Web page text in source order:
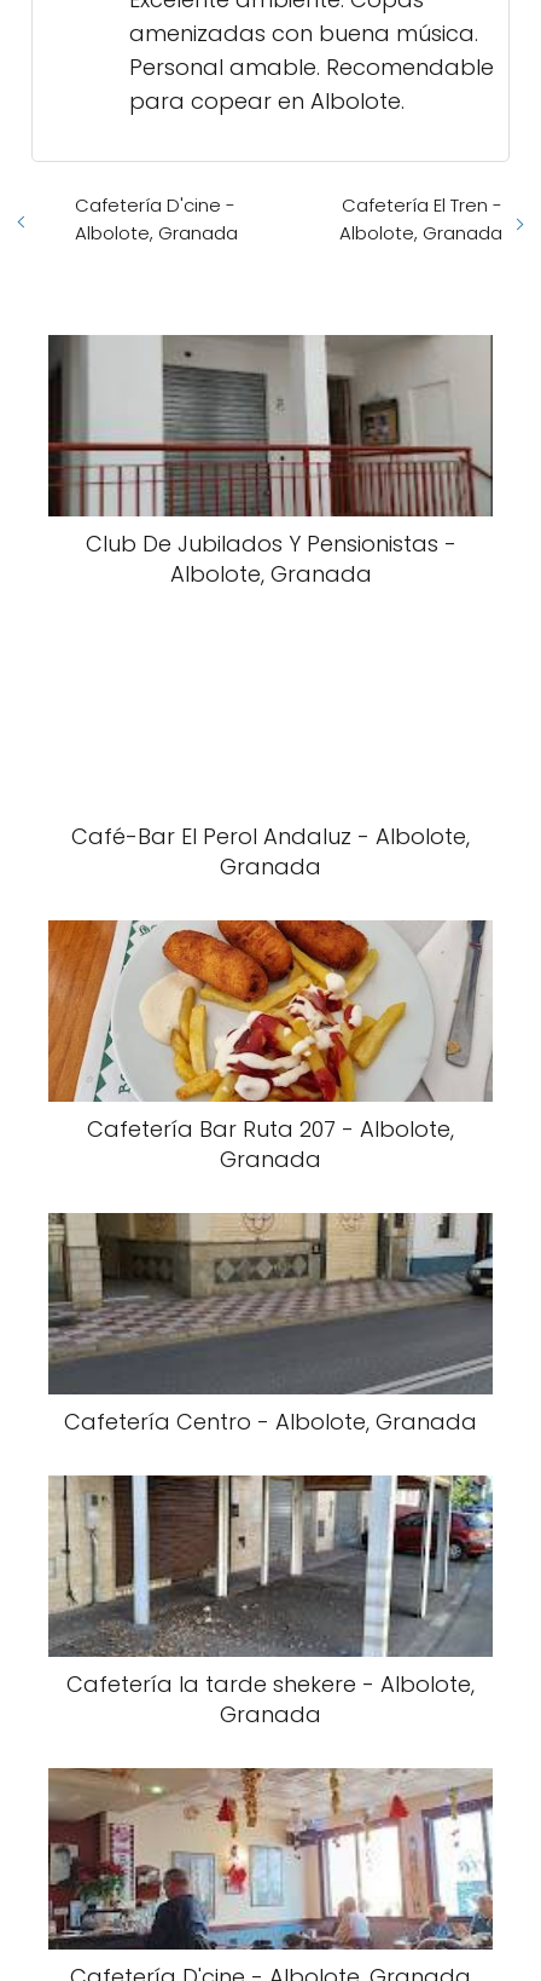
amenizadas con buena música.
Personal amable. Recomendable
para copear en Albolote.
Cafetería D'cine -
Albolote, Granada
Cafetería El Tren -
Albolote, Granada
Club De Jubilados Y Pensionistas -
Albolote, Granada
Café-Bar El Perol Andaluz - Albolote,
Granada
Cafetería Bar Ruta 207 - Albolote,
Granada
Cafetería Centro - Albolote, Granada
Cafetería la tarde shekere - Albolote,
Granada